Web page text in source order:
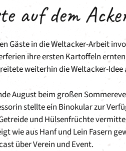
auf dem
Gäste in die Weltacker-Arbeit
ihre ersten Kartoffeln
weiterhin die Weltacker-
August beim großen
stellte ein Binokular zur
und Hülsenfrüchte
wie aus Hanf und Lein Fasern
über Verein und Event.